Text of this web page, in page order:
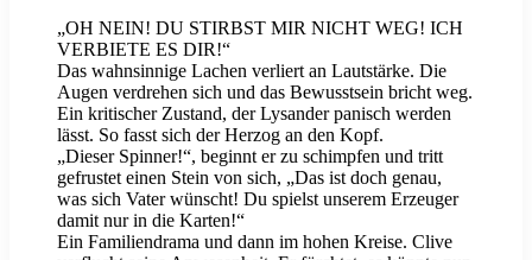
„OH NEIN! DU STIRBST MIR NICHT WEG! ICH
VERBIETE ES DIR!“
Das wahnsinnige Lachen verliert an Lautstärke. Die
Augen verdrehen sich und das Bewusstsein bricht weg.
Ein kritischer Zustand, der Lysander panisch werden
lässt. So fasst sich der Herzog an den Kopf.
„Dieser Spinner!“, beginnt er zu schimpfen und tritt
gefrustet einen Stein von sich, „Das ist doch genau,
was sich Vater wünscht! Du spielst unserem Erzeuger
damit nur in die Karten!“
Ein Familiendrama und dann im hohen Kreise. Clive